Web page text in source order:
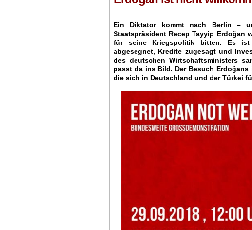
Ein Diktator kommt nach Berlin –
Staatspräsident Recep Tayyip Erdoğan
für seine Kriegspolitik bitten. Es ist
abgesegnet, Kredite zugesagt und
des deutschen Wirtschaftsministers
passt da ins Bild. Der Besuch
die sich in Deutschland und der Türkei